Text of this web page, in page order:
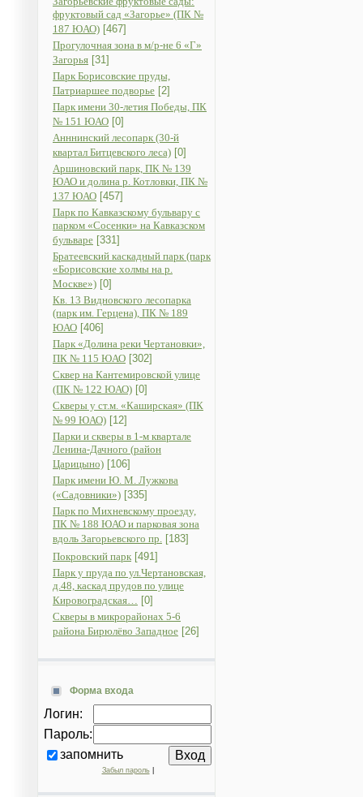
фруктовый сад «Загорье» (ПК №
187 ЮАО) [467]
Прогулочная зона в м/р-не 6 «Г»
Загорья [31]
Парк Борисовские пруды,
Патриаршее подворье [2]
Парк имени 30-летия Победы, ПК
№ 151 ЮАО [0]
Анннинский лесопарк (30-й
квартал Битцевского леса) [0]
Аршиновский парк, ПК № 139
ЮАО и долина р. Котловки, ПК №
137 ЮАО [457]
Парк по Кавказскому бульвару с
парком «Сосенки» на Кавказском
бульваре [331]
Братеевский каскадный парк (парк
«Борисовские холмы на р.
Москве») [0]
Кв. 13 Видновского лесопарка
(парк им. Герцена), ПК № 189
ЮАО [406]
Парк «Долина реки Чертановки»,
ПК № 115 ЮАО [302]
Сквер на Кантемировской улице
(ПК № 122 ЮАО) [0]
Скверы у ст.м. «Каширская» (ПК
№ 99 ЮАО) [12]
Парки и скверы в 1-м квартале
Ленина-Дачного (район
Царицыно) [106]
Парк имени Ю. М. Лужкова
(«Садовники») [335]
Парк по Михневскому проезду,
ПК № 188 ЮАО и парковая зона
вдоль Загорьевского пр. [183]
Покровский парк [491]
Парк у пруда по ул.Чертановская,
д.48, каскад прудов по улице
Кировоградская… [0]
Скверы в микрорайонах 5-6
района Бирюлёво Западное [26]
Форма входа
Логин:
Пароль:
запомнить
Забыл пароль|